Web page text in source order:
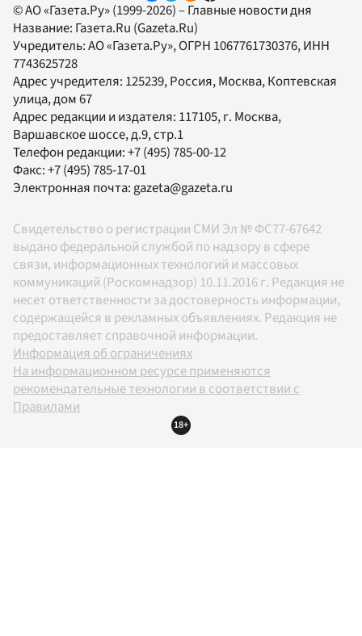
© АО «Газета.Ру» (1999-2026) – Главные новости дня
Название: Газета.Ru (Gazeta.Ru)
Учредитель:АО «Газета.Ру», ОГРН 1067761730376, ИНН
7743625728
Адрес учредителя: 125239, Россия, Москва, Коптевская
улица, дом 67
Адрес редакции и издателя: 117105, г. Москва,
Варшавское шоссе, д.9, стр.1
Телефон редакции:+7 (495) 785-00-12
Факс:+7 (495) 785-17-01
Электронная почта:gazeta@gazeta.ru
Свидетельство о регистрации СМИ Эл № ФС77-67642
выдано федеральной службой по надзору в сфере
связи, информационных технологий и массовых
коммуникаций (Роскомнадзор) 10.11.2016 г. Редакция не
несет ответственности за достоверность информации,
содержащейся в рекламных объявлениях. Редакция не
предоставляет справочной информации.
Информация об ограничениях
На информационном ресурсе применяются
рекомендательные технологии в соответствии с
Правилами
18+